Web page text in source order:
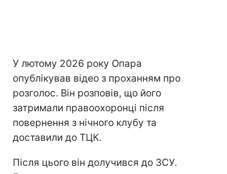
У лютому 2026 року Опара
опублікував відео з проханням про
розголос. Він розповів, що його
затримали правоохоронці після
повернення з нічного клубу та
доставили до ТЦК.
Після цього він долучився до ЗСУ.